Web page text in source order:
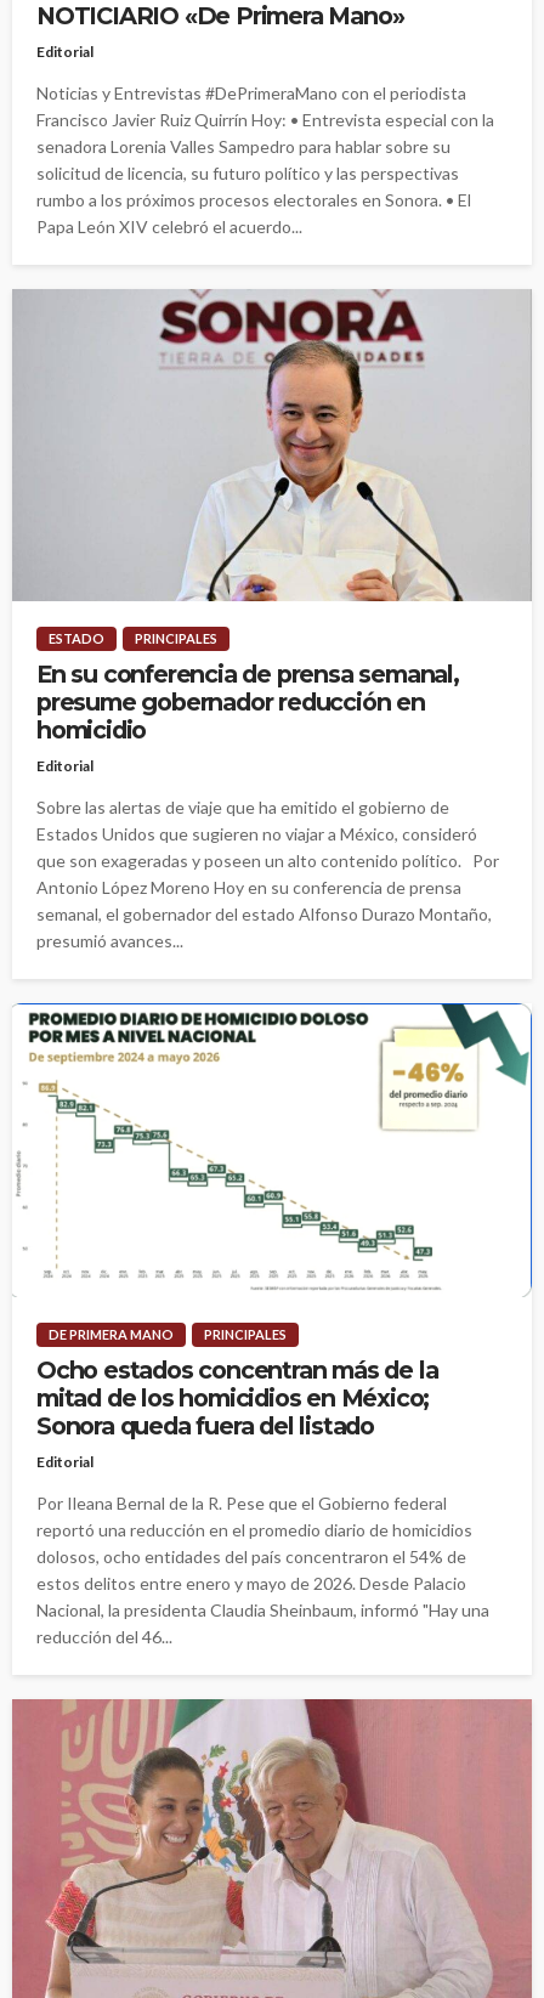
NOTICIARIO «De Primera Mano»
Editorial
Noticias y Entrevistas #DePrimeraMano con el periodista
Francisco Javier Ruiz Quirrín Hoy: • Entrevista especial con la
senadora Lorenia Valles Sampedro para hablar sobre su
solicitud de licencia, su futuro político y las perspectivas
rumbo a los próximos procesos electorales en Sonora. • El
Papa León XIV celebró el acuerdo...
ESTADO PRINCIPALES
En su conferencia de prensa semanal,
presume gobernador reducción en
homicidio
Editorial
Sobre las alertas de viaje que ha emitido el gobierno de
Estados Unidos que sugieren no viajar a México, consideró
que son exageradas y poseen un alto contenido político. Por
Antonio López Moreno Hoy en su conferencia de prensa
semanal, el gobernador del estado Alfonso Durazo Montaño,
presumió avances...
DE PRIMERA MANO PRINCIPALES
Ocho estados concentran más de la
mitad de los homicidios en México;
Sonora queda fuera del listado
Editorial
Por Ileana Bernal de la R. Pese que el Gobierno federal
reportó una reducción en el promedio diario de homicidios
dolosos, ocho entidades del país concentraron el 54% de
estos delitos entre enero y mayo de 2026. Desde Palacio
Nacional, la presidenta Claudia Sheinbaum, informó "Hay una
reducción del 46...